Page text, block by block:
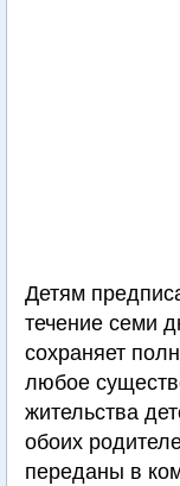
Детям
течение семи
сохраняет
любое
жительства
обоих
переданы в